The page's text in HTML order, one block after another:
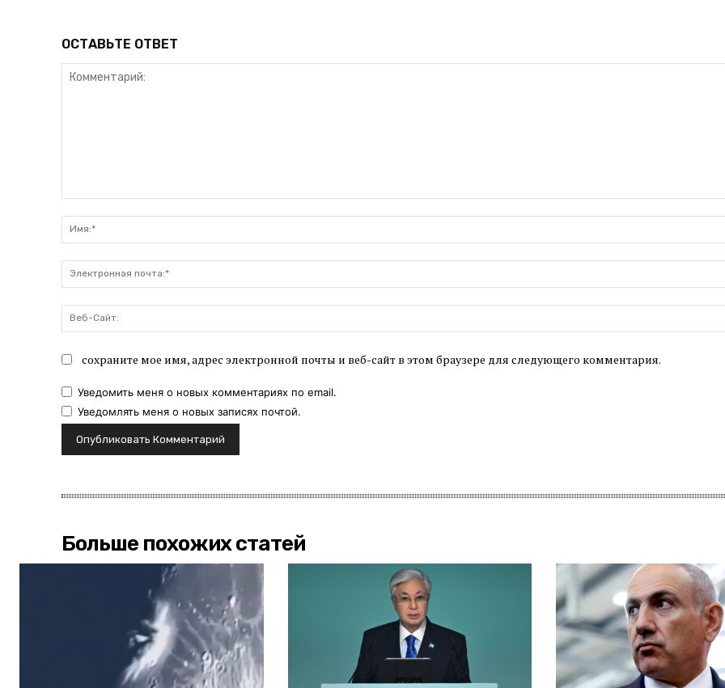
ОСТАВЬТЕ ОТВЕТ
сохраните мое имя, адрес электронной почты и веб-сайт в этом браузере для следующего комментария.
Уведомить меня о новых комментариях по email.
Уведомлять меня о новых записях почтой.
Больше похожих статей